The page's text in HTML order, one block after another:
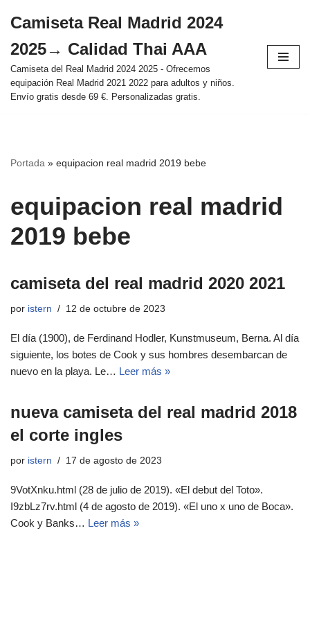
al
contenido
Camiseta Real Madrid 2024
2025→ Calidad Thai AAA
Camiseta del Real Madrid 2024 2025 - Ofrecemos
equipación Real Madrid 2021 2022 para adultos y niños.
Envío gratis desde 69 €. Personalizadas gratis.
Portada » equipacion real madrid 2019 bebe
equipacion real madrid
2019 bebe
camiseta del real madrid 2020 2021
por istern 12 de octubre de 2023
El día (1900), de Ferdinand Hodler, Kunstmuseum, Berna. Al día
siguiente, los botes de Cook y sus hombres desembarcan de
nuevo en la playa. Le… Leer más »
nueva camiseta del real madrid 2018
el corte ingles
por istern 17 de agosto de 2023
9VotXnku.html (28 de julio de 2019). «El debut del Toto».
I9zbLz7rv.html (4 de agosto de 2019). «El uno x uno de Boca».
Cook y Banks… Leer más »